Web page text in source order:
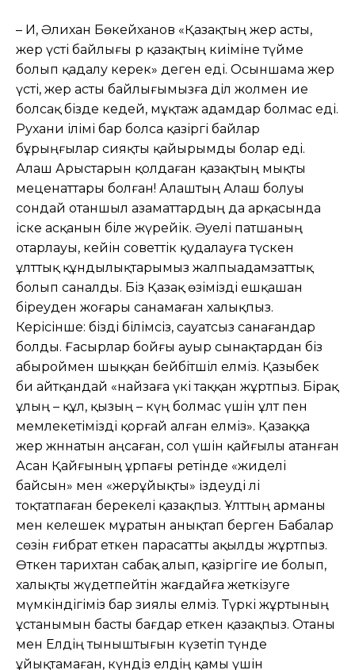
– Иә, Әлихан Бөкейханов «Қазақтың жер асты,
жер үсті байлығы әр қазақтың киіміне түйме
болып қадалу керек» деген еді. Осыншама жер
үсті, жер асты байлығымызға әділ жолмен ие
болсақ бізде кедей, мұқтаж адамдар болмас еді.
Рухани ілімі бар болса қазіргі байлар
бұрыңғылар сияқты қайырымды болар еді.
Алаш Арыстарын қолдаған қазақтың мықты
меценаттары болған! Алаштың Алаш болуы
сондай отаншыл азаматтардың да арқасында
іске асқанын біле жүрейік. Әуелі патшаның
отарлауы, кейін советтік қудалауға түскен
ұлттық құндылықтарымыз жалпыадамзаттық
болып саналды. Біз Қазақ өзімізді ешқашан
біреуден жоғары санамаған халықпыз.
Керісінше: бізді білімсіз, сауатсыз санағандар
болды. Ғасырлар бойғы ауыр сынақтардан біз
абыроймен шыққан бейбітшіл елміз. Қазыбек
би айтқандай «найзаға үкі таққан жұртпыз. Бірақ
ұлың – құл, қызың – күң болмас үшін ұлт пен
мемлекетімізді қорғай алған елміз». Қазаққа
жер жәннатын аңсаған, сол үшін қайғылы атанған
Асан Қайғының ұрпағы ретінде «жиделі
байсын» мен «жерұйықты» іздеуді әлі
тоқтатпаған берекелі қазақпыз. Ұлттың арманы
мен келешек мұратын анықтап берген Бабалар
сөзін ғибрат еткен парасатты ақылды жұртпыз.
Өткен тарихтан сабақ алып, қазіргіге ие болып,
халықты жүдетпейтін жағдайға жеткізуге
мүмкіндігіміз бар зиялы елміз. Түркі жұртының
ұстанымын басты бағдар еткен қазақпыз. Отаны
мен Елдің тыныштығын күзетіп түнде
ұйықтамаған, күндіз елдің қамы үшін